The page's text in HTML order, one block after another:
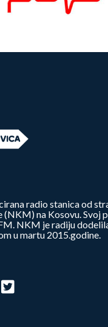
radio stanica od
(NKM) na Kosovu. Svoj
NKM je radiju
u martu 2015.godine.